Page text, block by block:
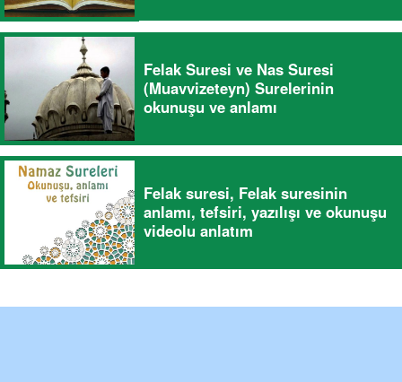
Felak Suresi ve Nas Suresi
(Muavvizeteyn) Surelerinin
okunuşu ve anlamı
Felak suresi, Felak suresinin
anlamı, tefsiri, yazılışı ve okunuşu
videolu anlatım